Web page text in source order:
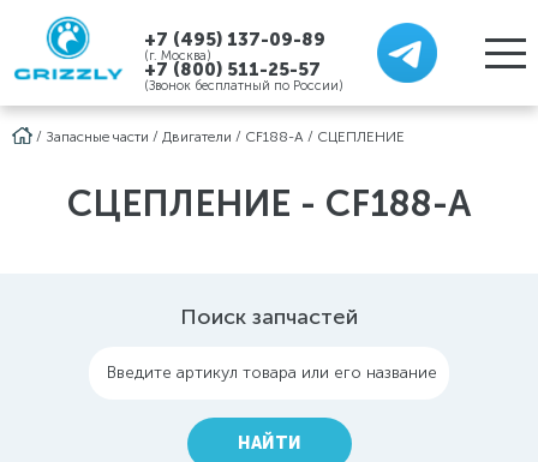
+7 (495) 137-09-89
(г. Москва)
+7 (800) 511-25-57
(Звонок бесплатный по России)
/ Запасные части / Двигатели / CF188-A / СЦЕПЛЕНИЕ
СЦЕПЛЕНИЕ - CF188-A
Поиск запчастей
Введите артикул товара или его название
НАЙТИ